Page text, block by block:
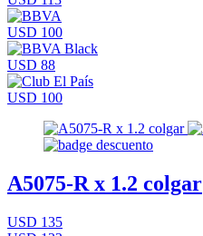
USD 100
USD 88
USD 100
A5075-R x 1.2 colgar
USD 135